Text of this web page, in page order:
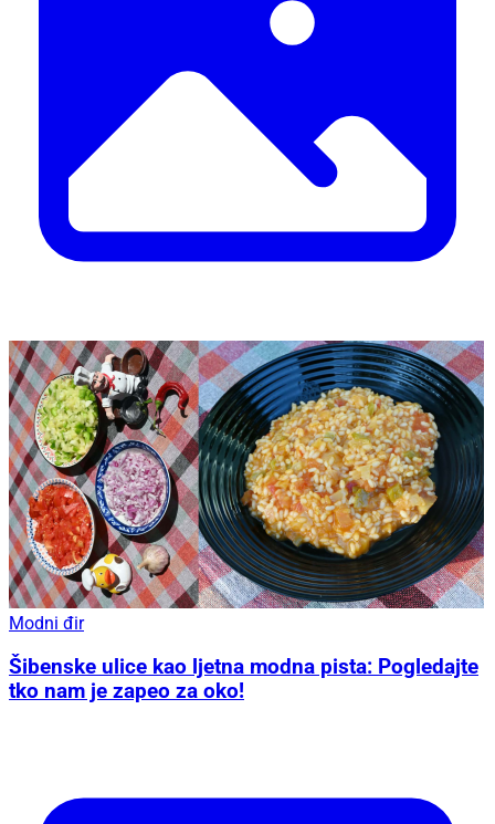
Modni đir
Šibenske ulice kao ljetna modna pista: Pogledajte
tko nam je zapeo za oko!